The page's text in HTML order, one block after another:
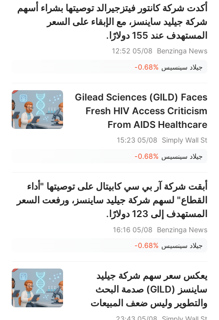
أكدت شركة كانتور فيتزجيرالد توصيتها بشراء أسهم
شركة جيليد ساينسز، مع الإبقاء على السعر
المستهدف عند 155 دولارًا.
Benzinga News
05/08 12:52
جيلاد سينسيس -0.68%
Gilead Sciences (GILD) Faces
Fresh HIV Access Criticism
From AIDS Healthcare
Foundation
Simply Wall St
05/08 15:23
جيلاد سينسيس -0.68%
أبقت شركة آر بي سي كابيتال على توصيتها "أداء
القطاع" لسهم شركة جيليد ساينسز، ورفعت السعر
المستهدف إلى 123 دولارًا.
Benzinga News
05/08 16:16
جيلاد سينسيس -0.68%
يعكس سعر سهم شركة جيليد
ساينسز (GILD) صدمة البحث
والتطوير وليس ضعف المبيعات